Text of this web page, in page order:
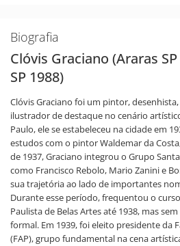
Biografia
Clóvis Graciano (Araras
SP 1988)
Clóvis Graciano foi um pintor,
ilustrador de destaque no cenário
Paulo, ele se estabeleceu na cidade em
estudos com o pintor Waldemar da
de 1937, Graciano integrou o Grupo
como Francisco Rebolo, Mario Zanini e
sua trajetória ao lado de importantes
Durante esse período, frequentou o
Paulista de Belas Artes até 1938, mas
formal. Em 1939, foi eleito presidente da
(FAP), grupo fundamental na cena